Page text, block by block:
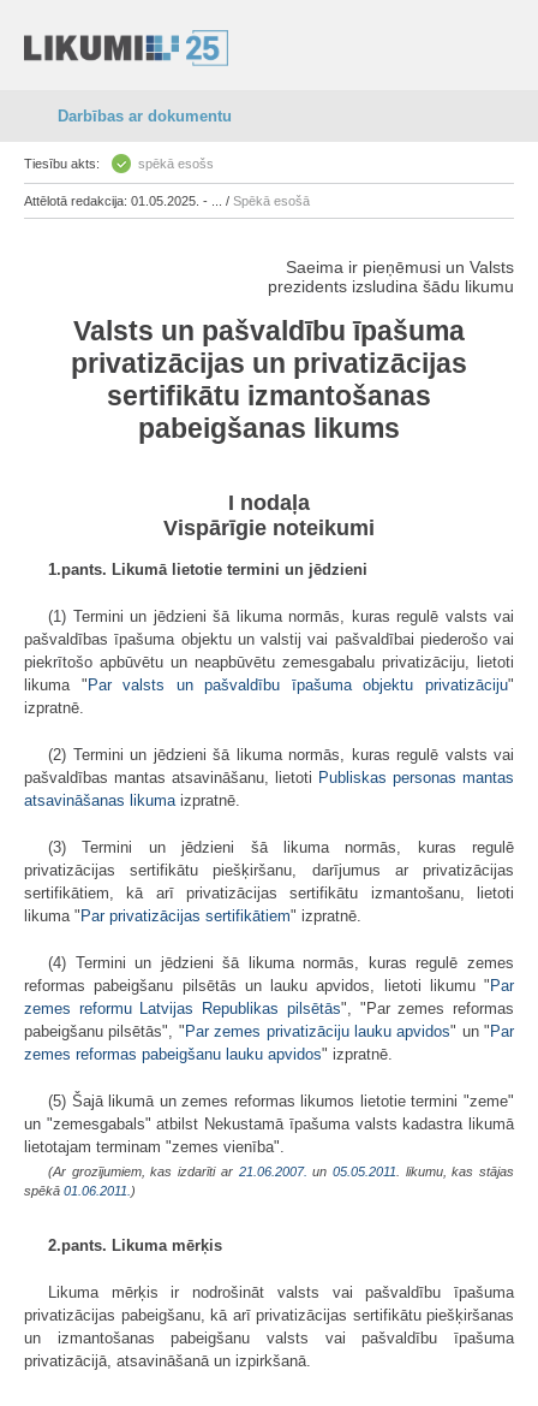
Darbības ar dokumentu
Tiesību akts: spēkā esošs
Attēlotā redakcija: 01.05.2025. - ... / Spēkā esošā
Saeima ir pieņēmusi un Valsts
prezidents izsludina šādu likumu
Valsts un pašvaldību īpašuma
privatizācijas un privatizācijas
sertifikātu izmantošanas
pabeigšanas likums
I nodaļa
Vispārīgie noteikumi
1.pants. Likumā lietotie termini un jēdzieni
(1) Termini un jēdzieni šā likuma normās, kuras regulē valsts vai
pašvaldības īpašuma objektu un valstij vai pašvaldībai piederošo vai
piekrītošo apbūvētu un neapbūvētu zemesgabalu privatizāciju, lietoti
likuma " Par valsts un pašvaldību īpašuma objektu privatizāciju"
izpratnē.
(2) Termini un jēdzieni šā likuma normās, kuras regulē valsts vai
pašvaldības mantas atsavināšanu, lietoti Publiskas personas mantas
atsavināšanas likuma izpratnē.
(3) Termini un jēdzieni šā likuma normās, kuras regulē
privatizācijas sertifikātu piešķiršanu, darījumus ar privatizācijas
sertifikātiem, kā arī privatizācijas sertifikātu izmantošanu, lietoti
likuma " Par privatizācijas sertifikātiem" izpratnē.
(4) Termini un jēdzieni šā likuma normās, kuras regulē zemes
reformas pabeigšanu pilsētās un lauku apvidos, lietoti likumu " Par
zemes reformu Latvijas Republikas pilsētās", "Par zemes reformas
pabeigšanu pilsētās", " Par zemes privatizāciju lauku apvidos" un " Par
zemes reformas pabeigšanu lauku apvidos" izpratnē.
(5) Šajā likumā un zemes reformas likumos lietotie termini "zeme"
un "zemesgabals" atbilst Nekustamā īpašuma valsts kadastra likumā
lietotajam terminam "zemes vienība".
(Ar grozījumiem, kas izdarīti ar 21.06.2007. un 05.05.2011 . likumu, kas stājas
spēkā 01.06.2011. )
2.pants. Likuma mērķis
Likuma mērķis ir nodrošināt valsts vai pašvaldību īpašuma
privatizācijas pabeigšanu, kā arī privatizācijas sertifikātu piešķiršanas
un izmantošanas pabeigšanu valsts vai pašvaldību īpašuma
privatizācijā, atsavināšanā un izpirkšanā.